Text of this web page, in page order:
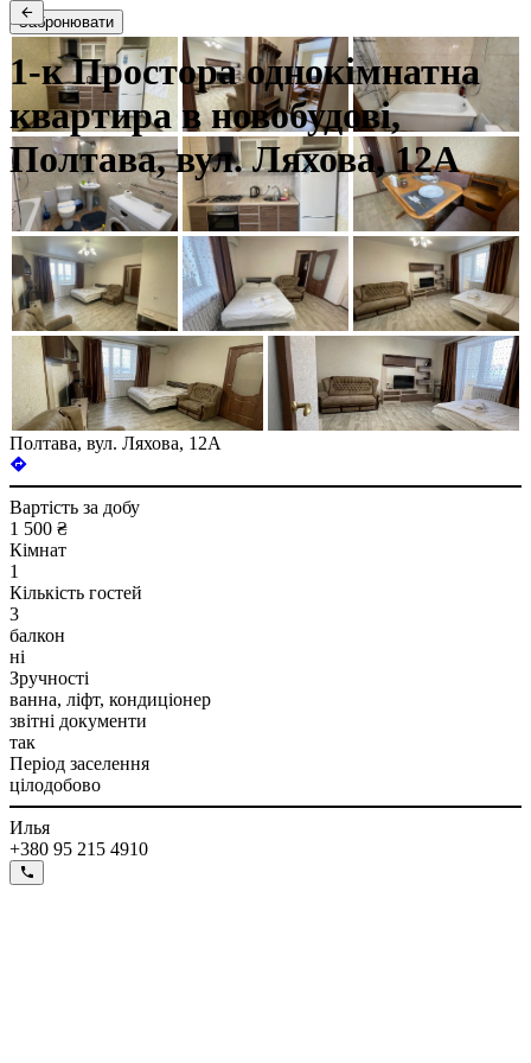
1-к Простора однокімнатна
квартира в новобудові,
Полтава, вул. Ляхова, 12А
Забронювати
Полтава, вул. Ляхова, 12А
Вартість за добу
1 500 ₴
Кімнат
1
Кількість гостей
3
балкон
ні
Зручності
ванна, ліфт, кондиціонер
звітні документи
так
Період заселення
цілодобово
Илья
+380 95 215 4910